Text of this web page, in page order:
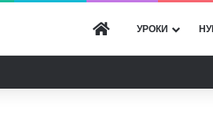
ГОЛОВНА
УРОКИ